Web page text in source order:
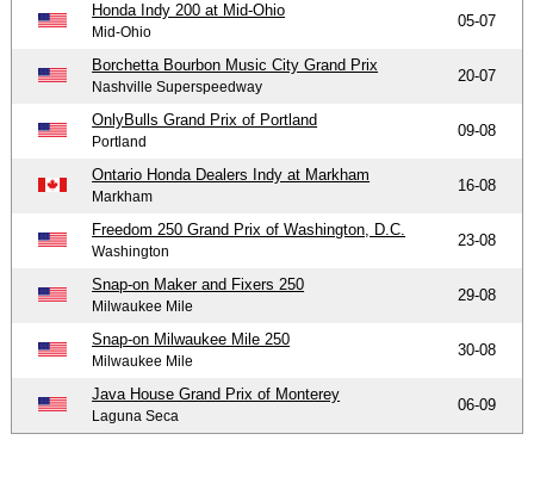
Honda Indy 200 at Mid-Ohio
Mid-Ohio
05-07
Borchetta Bourbon Music City Grand Prix
Nashville Superspeedway
20-07
OnlyBulls Grand Prix of Portland
Portland
09-08
Ontario Honda Dealers Indy at Markham
Markham
16-08
Freedom 250 Grand Prix of Washington, D.C.
Washington
23-08
Snap-on Maker and Fixers 250
Milwaukee Mile
29-08
Snap-on Milwaukee Mile 250
Milwaukee Mile
30-08
Java House Grand Prix of Monterey
Laguna Seca
06-09